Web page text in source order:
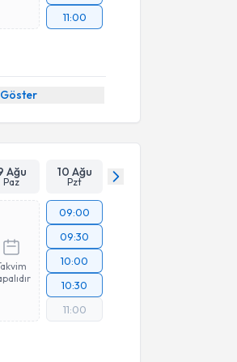
11:00
Ağu
Paz
10 Ağu
Pzt
09:00
09:30
10:00
10:30
11:00